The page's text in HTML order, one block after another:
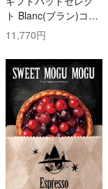
ト Blanc(ブラン)コー
ス
11,770円